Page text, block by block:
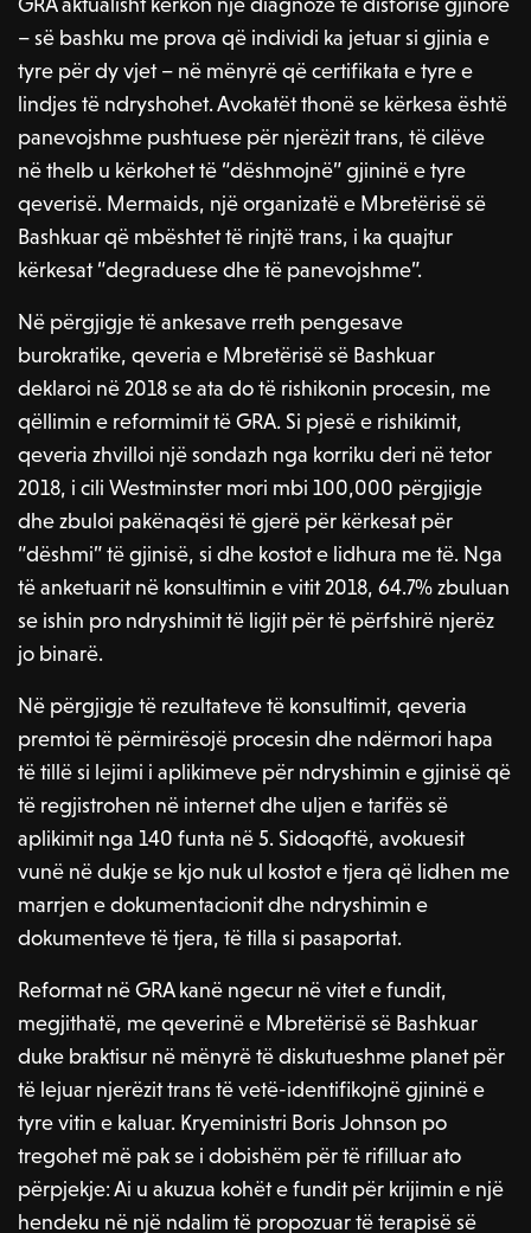
– së bashku me prova që individi ka jetuar si gjinia e
tyre për dy vjet – në mënyrë që certifikata e tyre e
lindjes të ndryshohet. Avokatët thonë se kërkesa është
panevojshme pushtuese për njerëzit trans, të cilëve
në thelb u kërkohet të “dëshmojnë” gjininë e tyre
qeverisë. Mermaids, një organizatë e Mbretërisë së
Bashkuar që mbështet të rinjtë trans, i ka quajtur
kërkesat “degraduese dhe të panevojshme”.
Në përgjigje të ankesave rreth pengesave
burokratike, qeveria e Mbretërisë së Bashkuar
deklaroi në 2018 se ata do të rishikonin procesin, me
qëllimin e reformimit të GRA. Si pjesë e rishikimit,
qeveria zhvilloi një sondazh nga korriku deri në tetor
2018, i cili Westminster mori mbi 100,000 përgjigje
dhe zbuloi pakënaqësi të gjerë për kërkesat për
“dëshmi” të gjinisë, si dhe kostot e lidhura me të. Nga
të anketuarit në konsultimin e vitit 2018, 64.7% zbuluan
se ishin pro ndryshimit të ligjit për të përfshirë njerëz
jo binarë.
Në përgjigje të rezultateve të konsultimit, qeveria
premtoi të përmirësojë procesin dhe ndërmori hapa
të tillë si lejimi i aplikimeve për ndryshimin e gjinisë që
të regjistrohen në internet dhe uljen e tarifës së
aplikimit nga 140 funta në 5. Sidoqoftë, avokuesit
vunë në dukje se kjo nuk ul kostot e tjera që lidhen me
marrjen e dokumentacionit dhe ndryshimin e
dokumenteve të tjera, të tilla si pasaportat.
Reformat në GRA kanë ngecur në vitet e fundit,
megjithatë, me qeverinë e Mbretërisë së Bashkuar
duke braktisur në mënyrë të diskutueshme planet për
të lejuar njerëzit trans të vetë-identifikojnë gjininë e
tyre vitin e kaluar. Kryeministri Boris Johnson po
tregohet më pak se i dobishëm për të rifilluar ato
përpjekje: Ai u akuzua kohët e fundit për krijimin e një
hendeku në një ndalim të propozuar të terapisë së